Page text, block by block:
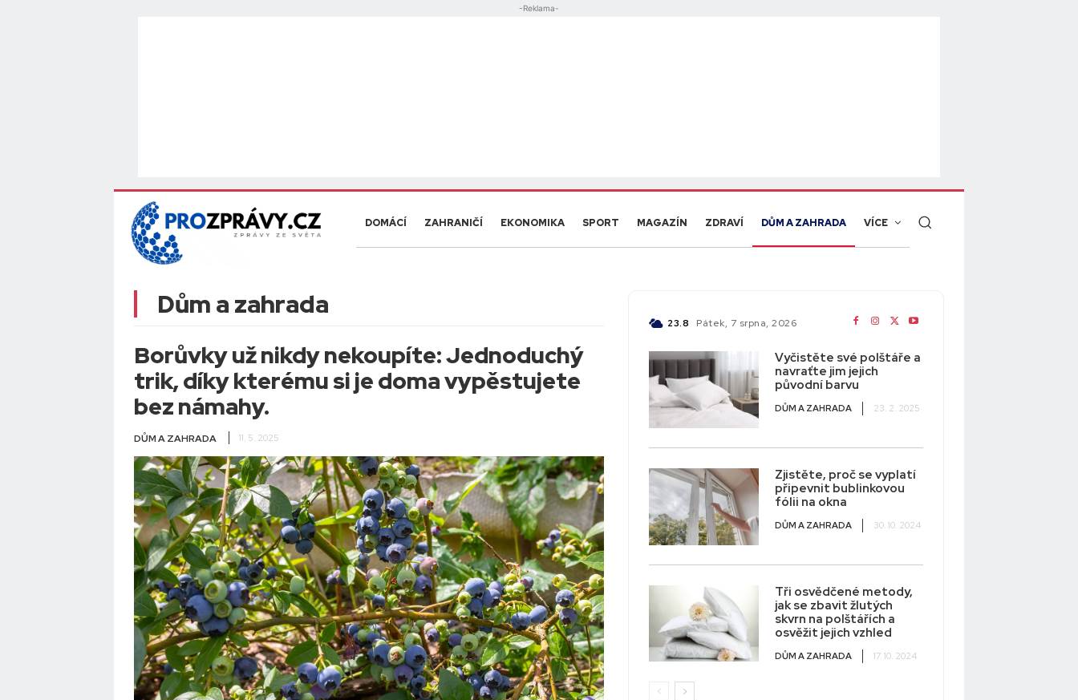
-Reklama-
DOMÁCÍ ZAHRANIČÍ EKONOMIKA SPORT MAGAZÍN ZDRAVÍ DŮM A ZAHRADA VÍCE
Dům a zahrada
Borůvky už nikdy nekoupíte: Jednoduchý
trik, díky kterému si je doma vypěstujete
bez námahy.
DŮM A ZAHRADA 11. 5. 2025
23.8 CCzech
Pátek, 7 srpna, 2026
Vyčistěte své polštáře a
navraťte jim jejich
původní barvu
DŮM A ZAHRADA 23. 2. 2025
Zjistěte, proč se vyplatí
připevnit bublinkovou
fólii na okna
DŮM A ZAHRADA 30. 10. 2024
Tři osvědčené metody,
jak se zbavit žlutých
skvrn na polštářích a
osvěžit jejich vzhled
DŮM A ZAHRADA 17. 10. 2024